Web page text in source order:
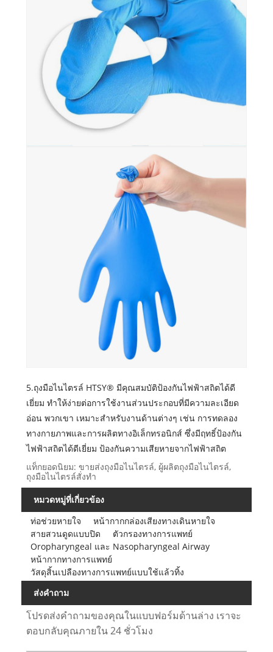
5.ถุงมือไนไตรล์ HTSY® มีคุณสมบัติป้องกันไฟฟ้าสถิตได้ดี
เยี่ยม ทำให้ง่ายต่อการใช้งานส่วนประกอบที่มีความละเอียด
อ่อน พวกเขา เหมาะสำหรับงานด้านต่างๆ เช่น การทดลอง
ทางกายภาพและการผลิตทางอิเล็กทรอนิกส์ ซึ่งมีฤทธิ์ป้องกัน
ไฟฟ้าสถิตได้ดีเยี่ยม ป้องกันความเสียหายจากไฟฟ้าสถิต
แท็กยอดนิยม: ขายส่งถุงมือไนไตรล์, ผู้ผลิตถุงมือไนไตรล์,
ถุงมือไนไตรล์สั่งทำ
หมวดหมู่ที่เกี่ยวข้อง
ท่อช่วยหายใจ
หน้ากากกล่องเสียงทางเดินหายใจ
สายสวนดูดแบบปิด
ตัวกรองทางการแพทย์
Oropharyngeal และ Nasopharyngeal Airway
หน้ากากทางการแพทย์
วัสดุสิ้นเปลืองทางการแพทย์แบบใช้แล้วทิ้ง
ส่งคำถาม
โปรดส่งคำถามของคุณในแบบฟอร์มด้านล่าง เราจะ
ตอบกลับคุณภายใน 24 ชั่วโมง